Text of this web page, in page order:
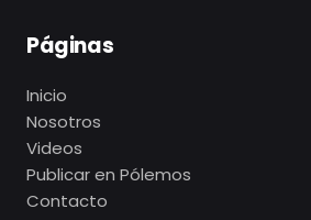
Páginas
Inicio
Nosotros
Videos
Publicar en Pólemos
Contacto